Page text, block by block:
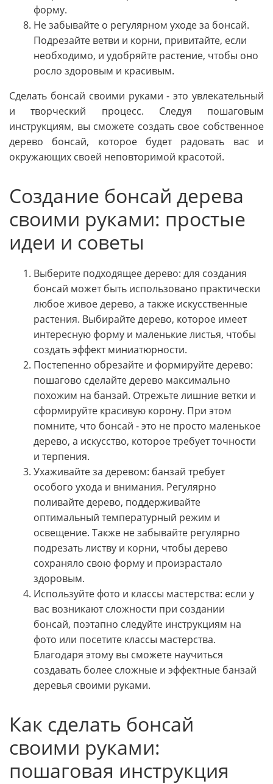
форму.
Не забывайте о регулярном уходе за бонсай.
Подрезайте ветви и корни, привитайте, если
необходимо, и удобряйте растение, чтобы оно
росло здоровым и красивым.
Сделать бонсай своими руками - это увлекательный
и творческий процесс. Следуя пошаговым
инструкциям, вы сможете создать свое собственное
дерево бонсай, которое будет радовать вас и
окружающих своей неповторимой красотой.
Создание бонсай дерева
своими руками: простые
идеи и советы
Выберите подходящее дерево: для создания
бонсай может быть использовано практически
любое живое дерево, а также искусственные
растения. Выбирайте дерево, которое имеет
интересную форму и маленькие листья, чтобы
создать эффект миниатюрности.
Постепенно обрезайте и формируйте дерево:
пошагово сделайте дерево максимально
похожим на банзай. Отрежьте лишние ветки и
сформируйте красивую корону. При этом
помните, что бонсай - это не просто маленькое
дерево, а искусство, которое требует точности
и терпения.
Ухаживайте за деревом: банзай требует
особого ухода и внимания. Регулярно
поливайте дерево, поддерживайте
оптимальный температурный режим и
освещение. Также не забывайте регулярно
подрезать листву и корни, чтобы дерево
сохраняло свою форму и произрастало
здоровым.
Используйте фото и классы мастерства: если у
вас возникают сложности при создании
бонсай, поэтапно следуйте инструкциям на
фото или посетите классы мастерства.
Благодаря этому вы сможете научиться
создавать более сложные и эффектные банзай
деревья своими руками.
Как сделать бонсай
своими руками:
пошаговая инструкция